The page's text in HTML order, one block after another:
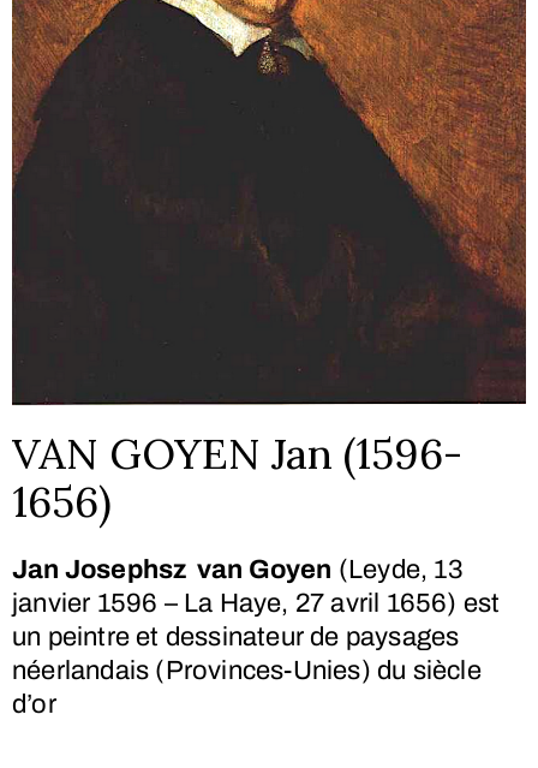
VAN GOYEN Jan (1596-
1656)
Jan Josephsz van Goyen (Leyde, 13
janvier 1596 – La Haye, 27 avril 1656) est
un peintre et dessinateur de paysages
néerlandais (Provinces-Unies) du siècle
d’or